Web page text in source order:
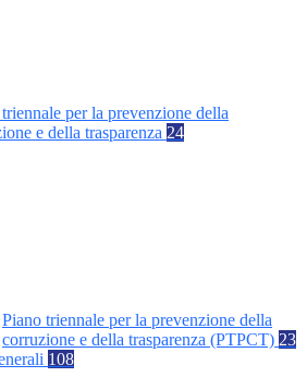
per la prevenzione della
e della trasparenza 24
Piano triennale per la prevenzione della
corruzione e della trasparenza (PTPCT) 23
108